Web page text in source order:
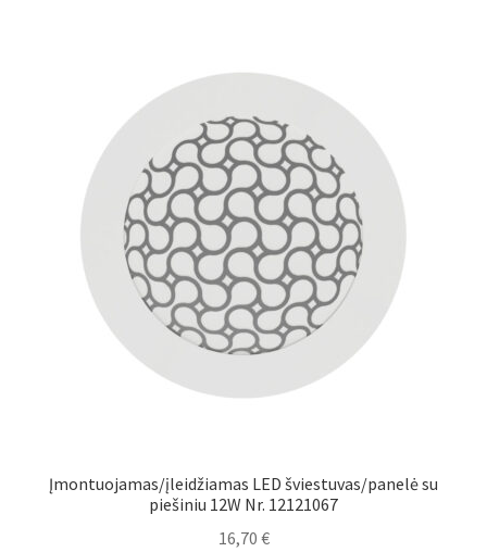
Įmontuojamas/įleidžiamas LED šviestuvas/panelė su
piešiniu 12W Nr. 12121067
16,70 €